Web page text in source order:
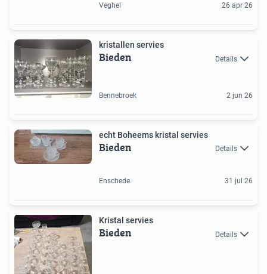
Veghel 26 apr 26
kristallen servies
Bieden Details
Bennebroek 2 jun 26
echt Boheems kristal servies
Bieden Details
Enschede 31 jul 26
Kristal servies
Bieden Details